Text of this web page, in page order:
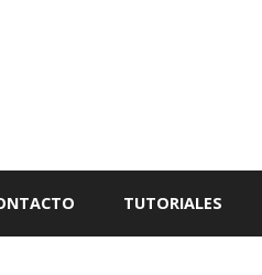
TUTORIALES